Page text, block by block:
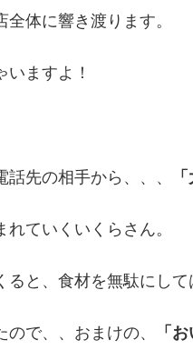
全体に響き渡ります。
いますよ！
先の相手から、、、
れていくいくらさん。
ると、食材を無駄にし
で、、おまけの、 「